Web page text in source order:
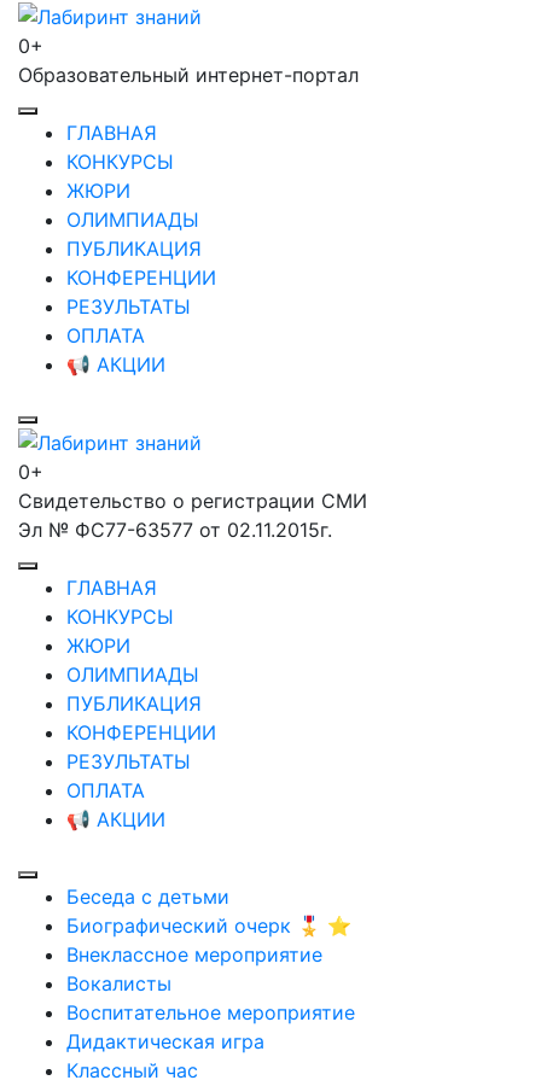
Перейти
содержимому
Enter)
Лабиринт знаний
0+
Образовательный интернет-портал
ГЛАВНАЯ
КОНКУРСЫ
ЖЮРИ
ОЛИМПИАДЫ
ПУБЛИКАЦИЯ
КОНФЕРЕНЦИИ
РЕЗУЛЬТАТЫ
ОПЛАТА
📢 АКЦИИ
Лабиринт знаний
0+
Свидетельство о регистрации СМИ
Эл № ФС77-63577 от 02.11.2015г.
ГЛАВНАЯ
КОНКУРСЫ
ЖЮРИ
ОЛИМПИАДЫ
ПУБЛИКАЦИЯ
КОНФЕРЕНЦИИ
РЕЗУЛЬТАТЫ
ОПЛАТА
📢 АКЦИИ
Беседа с детьми
Биографический очерк 🎖️ ⭐
Внеклассное мероприятие
Вокалисты
Воспитательное мероприятие
Дидактическая игра
Классный час